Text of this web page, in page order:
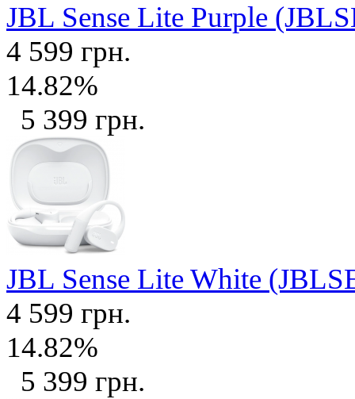
JBL Sense Lite Purple
4 599 грн.
14.82%
5 399 грн.
JBL Sense Lite White
4 599 грн.
14.82%
5 399 грн.